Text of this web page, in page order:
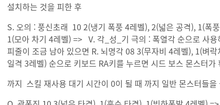
설치하는 것을 피한 후
S. 오의 : 풍신초래 10 2(냉기 폭풍 4레벨), 2(넓은 공격), 1(폭
1(모아 차기 4레벨) => V. 각_성_기 극의 : 폭열각 순으로 사
피줄이 조금 남아 있으면 R. 뇌명각 08 3(무자비 4레벨), 1(벼
일격 3레벨) 순으로 키보드 RA키를 누르면 시드 보스 몬스터
까지 스킬 재사용 대기 시간이 0이 될 때 까지 일반 몬스터들